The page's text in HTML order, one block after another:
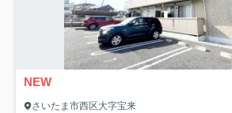
NEW
さいたま市西区大字宝来